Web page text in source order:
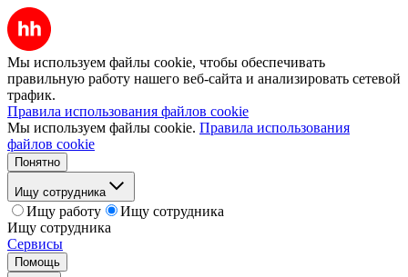
Мы используем файлы cookie, чтобы обеспечивать
правильную работу нашего веб-сайта и анализировать сетевой
трафик.
Правила использования файлов cookie
Мы используем файлы cookie. Правила использования
файлов cookie
Понятно
Ищу сотрудника
Ищу работу
Ищу сотрудника
Ищу сотрудника
Сервисы
Помощь